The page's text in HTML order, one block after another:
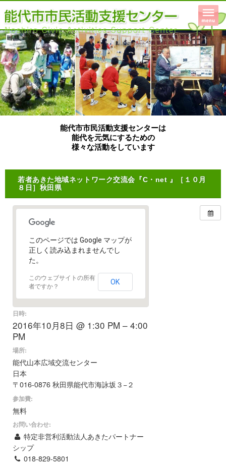
能代市市民活動支援センターは
能代を元気にするための
様々な活動をしています
若者あきた地域ネットワーク交流会『C・net 』［１０月
８日］秋田県
このページでは Google マップが
正しく読み込まれませんでし
た。
このウェブサイトの所有
者ですか？
OK
日時:
2016年10月8日 @ 1:30 PM – 4:00
PM
場所:
能代山本広域交流センター
日本
〒016-0876 秋田県能代市海詠坂３−２
参加費:
無料
お問い合わせ:
特定非営利活動法人あきたパートナー
シップ
018-829-5801